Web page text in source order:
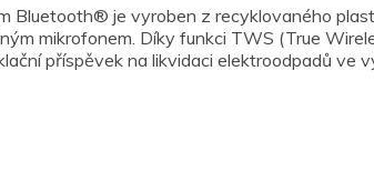
Bluetooth® je vyroben z recyklovaného
mikrofonem. Díky funkci TWS (True
příspěvek na likvidaci elektroodpadů ve